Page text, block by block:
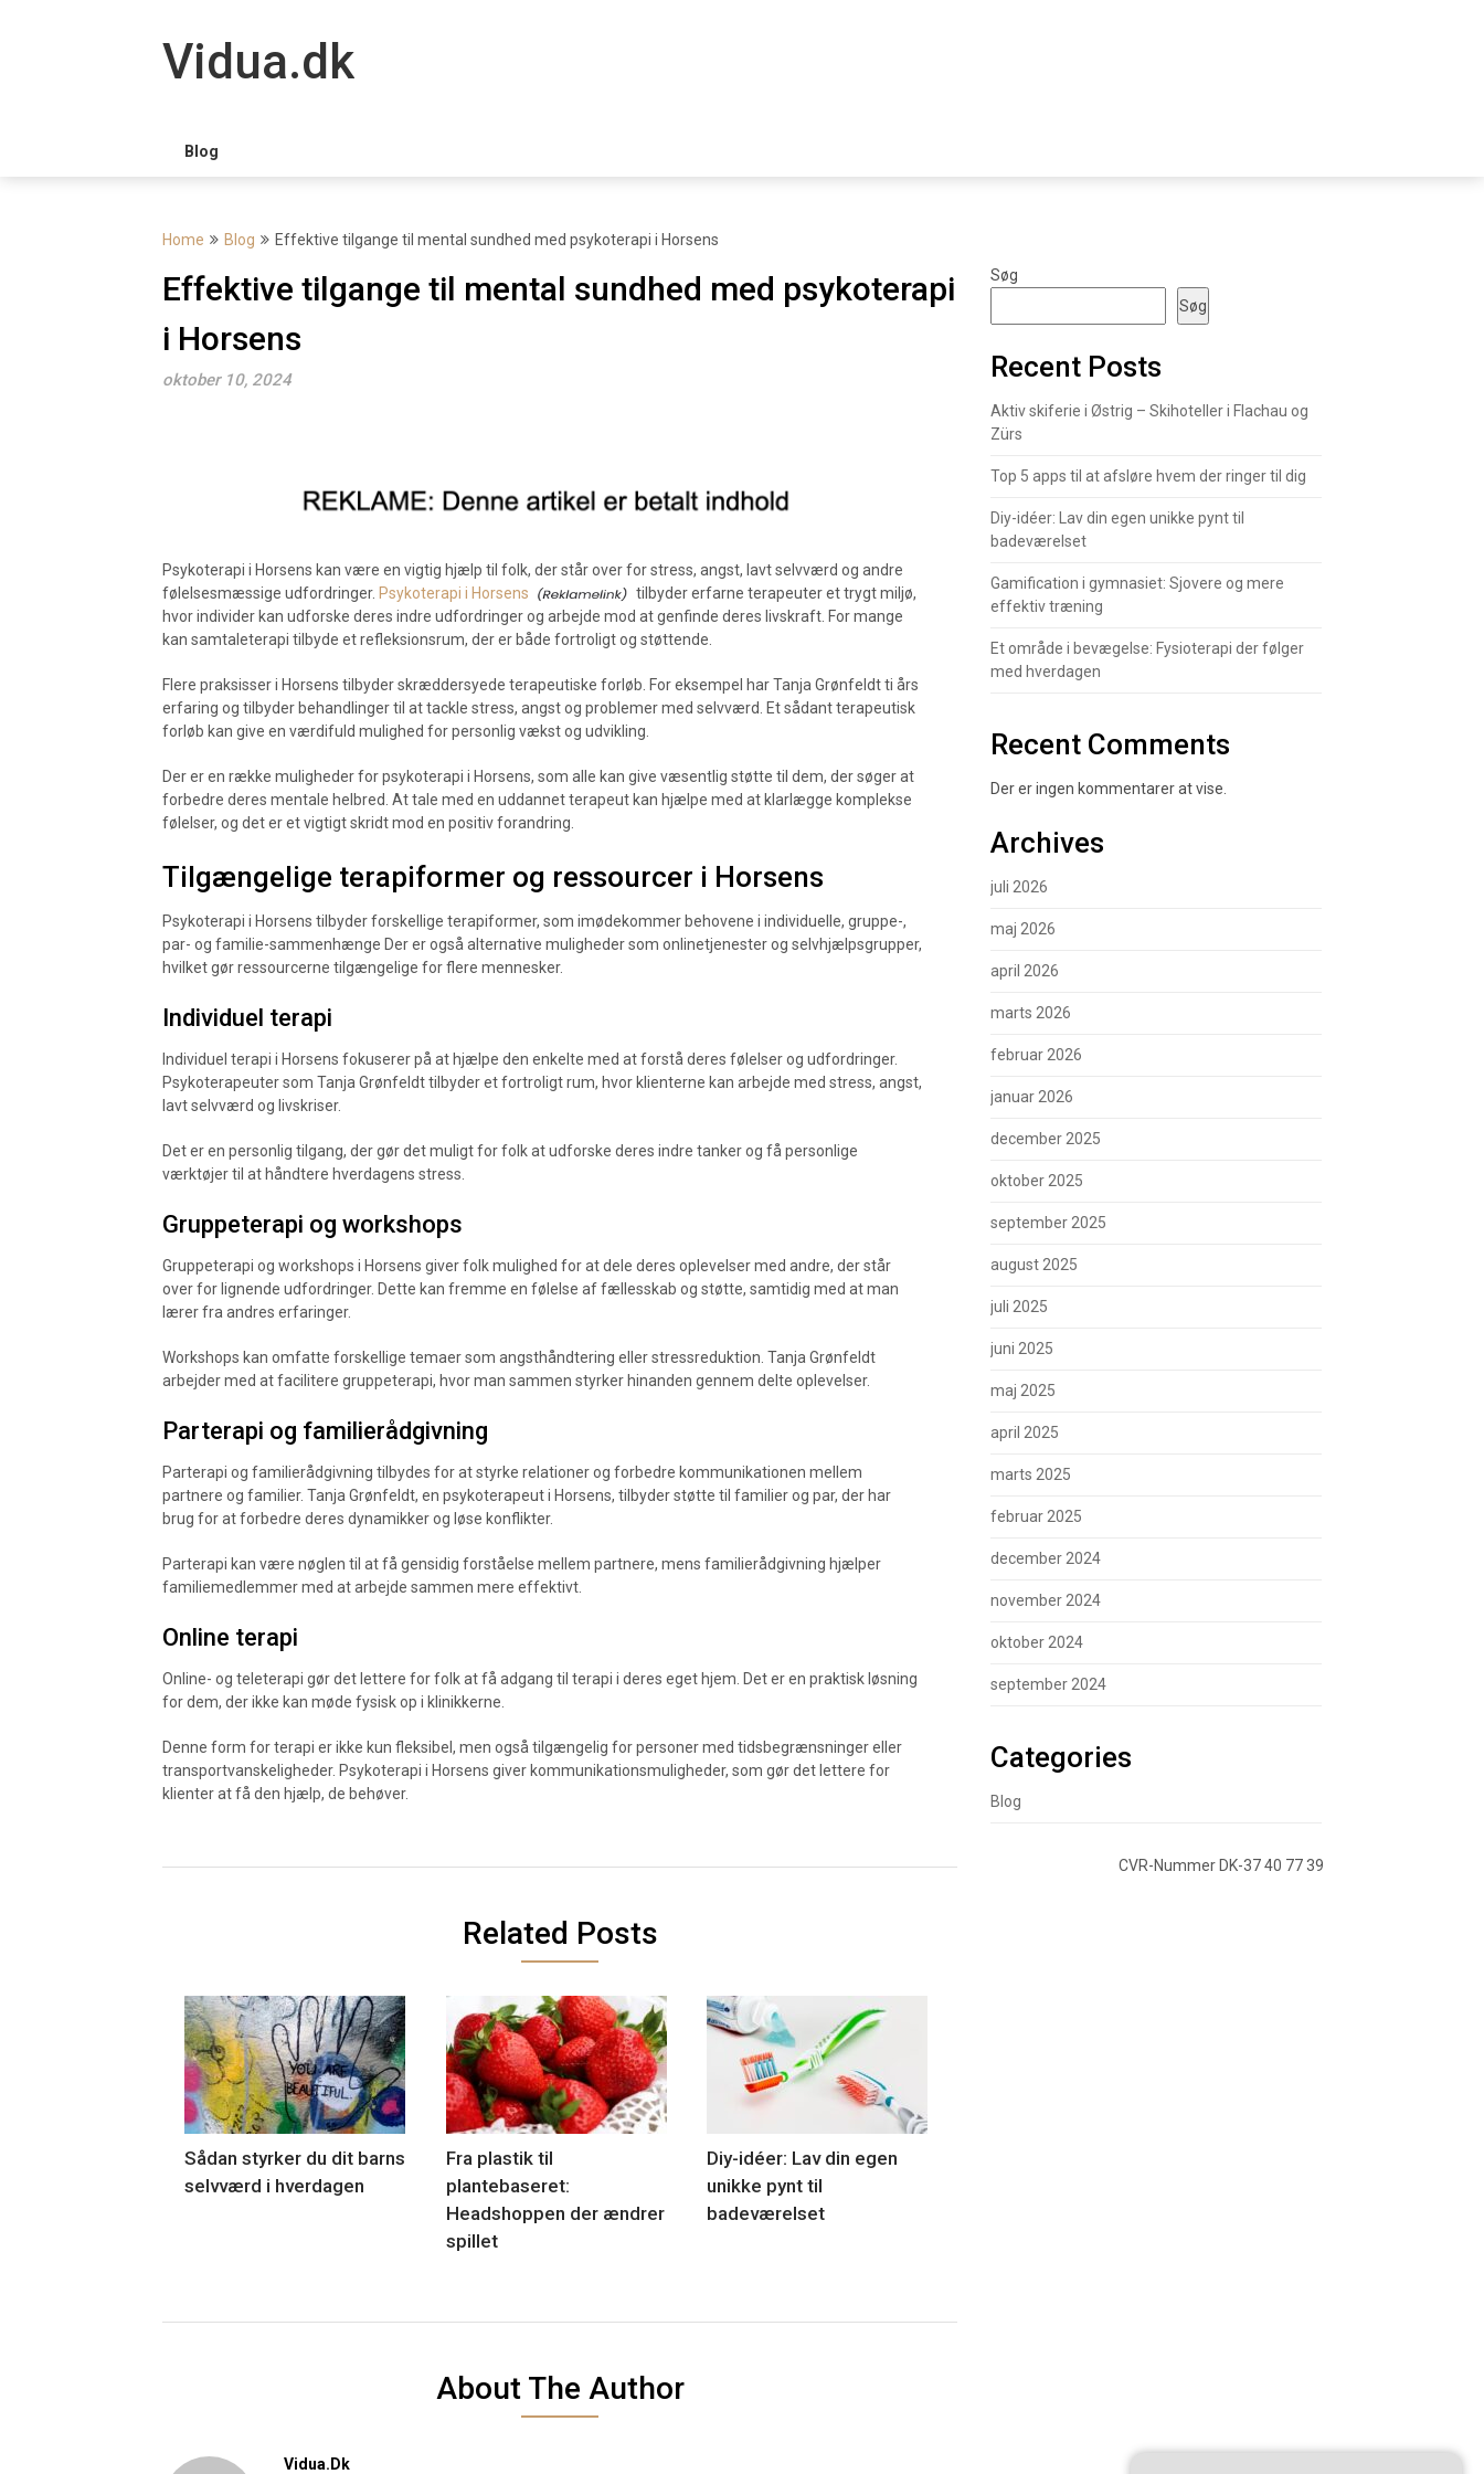
Vidua.dk
Blog
Home Blog Effektive tilgange til mental sundhed med psykoterapi i Horsens
Effektive tilgange til mental sundhed med psykoterapi
i Horsens
oktober 10, 2024
Psykoterapi i Horsens kan være en vigtig hjælp til folk, der står over for stress, angst, lavt selvværd og andre
følelsesmæssige udfordringer. Psykoterapi i Horsens
tilbyder erfarne terapeuter et trygt miljø,
hvor individer kan udforske deres indre udfordringer og arbejde mod at genfinde deres livskraft. For mange
kan samtaleterapi tilbyde et refleksionsrum, der er både fortroligt og støttende.
Flere praksisser i Horsens tilbyder skræddersyede terapeutiske forløb. For eksempel har Tanja Grønfeldt ti års
erfaring og tilbyder behandlinger til at tackle stress, angst og problemer med selvværd. Et sådant terapeutisk
forløb kan give en værdifuld mulighed for personlig vækst og udvikling.
Der er en række muligheder for psykoterapi i Horsens, som alle kan give væsentlig støtte til dem, der søger at
forbedre deres mentale helbred. At tale med en uddannet terapeut kan hjælpe med at klarlægge komplekse
følelser, og det er et vigtigt skridt mod en positiv forandring.
Tilgængelige terapiformer og ressourcer i Horsens
Psykoterapi i Horsens tilbyder forskellige terapiformer, som imødekommer behovene i individuelle, gruppe-,
par- og familie-sammenhænge Der er også alternative muligheder som onlinetjenester og selvhjælpsgrupper,
hvilket gør ressourcerne tilgængelige for flere mennesker.
Individuel terapi
Individuel terapi i Horsens fokuserer på at hjælpe den enkelte med at forstå deres følelser og udfordringer.
Psykoterapeuter som Tanja Grønfeldt tilbyder et fortroligt rum, hvor klienterne kan arbejde med stress, angst,
lavt selvværd og livskriser.
Det er en personlig tilgang, der gør det muligt for folk at udforske deres indre tanker og få personlige
værktøjer til at håndtere hverdagens stress.
Gruppeterapi og workshops
Gruppeterapi og workshops i Horsens giver folk mulighed for at dele deres oplevelser med andre, der står
over for lignende udfordringer. Dette kan fremme en følelse af fællesskab og støtte, samtidig med at man
lærer fra andres erfaringer.
Workshops kan omfatte forskellige temaer som angsthåndtering eller stressreduktion. Tanja Grønfeldt
arbejder med at facilitere gruppeterapi, hvor man sammen styrker hinanden gennem delte oplevelser.
Parterapi og familierådgivning
Parterapi og familierådgivning tilbydes for at styrke relationer og forbedre kommunikationen mellem
partnere og familier. Tanja Grønfeldt, en psykoterapeut i Horsens, tilbyder støtte til familier og par, der har
brug for at forbedre deres dynamikker og løse konflikter.
Parterapi kan være nøglen til at få gensidig forståelse mellem partnere, mens familierådgivning hjælper
familiemedlemmer med at arbejde sammen mere effektivt.
Online terapi
Online- og teleterapi gør det lettere for folk at få adgang til terapi i deres eget hjem. Det er en praktisk løsning
for dem, der ikke kan møde fysisk op i klinikkerne.
Denne form for terapi er ikke kun fleksibel, men også tilgængelig for personer med tidsbegrænsninger eller
transportvanskeligheder. Psykoterapi i Horsens giver kommunikationsmuligheder, som gør det lettere for
klienter at få den hjælp, de behøver.
Related Posts
Sådan styrker du dit barns
selvværd i hverdagen
Fra plastik til
plantebaseret:
Headshoppen der ændrer
spillet
Diy-idéer: Lav din egen
unikke pynt til
badeværelset
About The Author
Vidua.dk
Søg
Søg
Recent Posts
Aktiv skiferie i Østrig – Skihoteller i Flachau og
Zürs
Top 5 apps til at afsløre hvem der ringer til dig
Diy-idéer: Lav din egen unikke pynt til
badeværelset
Gamification i gymnasiet: Sjovere og mere
effektiv træning
Et område i bevægelse: Fysioterapi der følger
med hverdagen
Recent Comments
Der er ingen kommentarer at vise.
Archives
juli 2026
maj 2026
april 2026
marts 2026
februar 2026
januar 2026
december 2025
oktober 2025
september 2025
august 2025
juli 2025
juni 2025
maj 2025
april 2025
marts 2025
februar 2025
december 2024
november 2024
oktober 2024
september 2024
Categories
Blog
CVR-Nummer DK-37 40 77 39